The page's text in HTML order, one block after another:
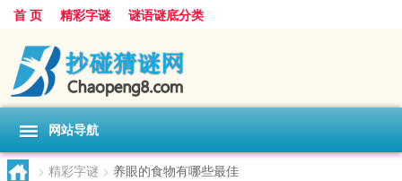
首 页 精彩字谜 谜语谜底分类
网站导航
> 精彩字谜 > 养眼的食物有哪些最佳